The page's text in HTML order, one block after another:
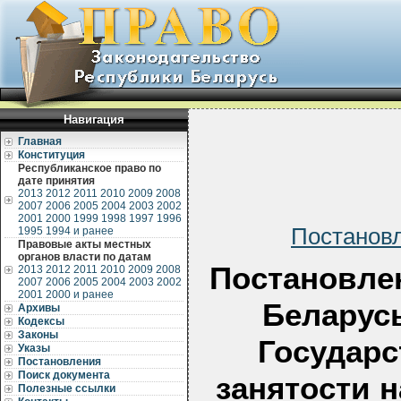
Навигация
Главная
Конституция
Республиканское право по
дате принятия
2013 2012 2011 2010 2009 2008
2007 2006 2005 2004 2003 2002
2001 2000 1999 1998 1997 1996
1995 1994 и ранее
Правовые акты местных
органов власти по датам
2013 2012 2011 2010 2009 2008
2007 2006 2005 2004 2003 2002
2001 2000 и ранее
Архивы
Кодексы
Законы
Указы
Постановления
Поиск документа
Полезные ссылки
занятости